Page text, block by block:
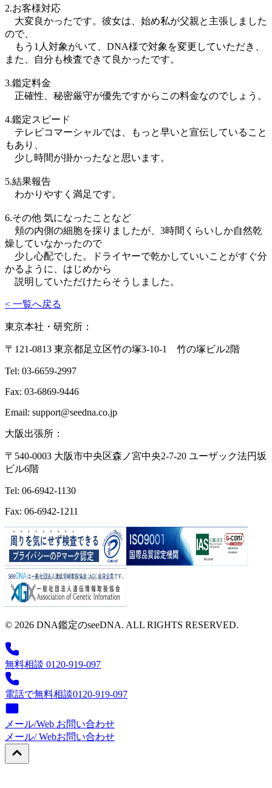
2.お客様対応
大変良かったです。彼女は、始め私が父親と主張しました
ので、
もう1人対象がいて、DNA様で対象を変更していただき、
また、自分も検査できて良かったです。
3.鑑定料金
正確性、秘密厳守が優先ですからこの料金なのでしょう。
4.鑑定スピード
テレビコマーシャルでは、もっと早いと宣伝していること
もあり、
少し時間が掛かったなと思います。
5.結果報告
わかりやすく満足です。
6.その他 気になったことなど
頬の内側の細胞を採りましたが、3時間くらいしか自然乾
燥していなかったので
少し心配でした。ドライヤーで乾かしていいことがすぐ分
かるように、はじめから
説明していただけたらそうしました。
< 一覧へ戻る
東京本社・研究所：
〒121-0813 東京都足立区竹の塚3-10-1 竹の塚ビル2階
Tel: 03-6659-2997
Fax: 03-6869-9446
Email: support@seedna.co.jp
大阪出張所：
〒540-0003 大阪市中央区森ノ宮中央2-7-20 ユーザック法円坂
ビル6階
Tel: 06-6942-1130
Fax: 06-6942-1211
© 2026 DNA鑑定のseeDNA. ALL RIGHTS RESERVED.
無料相談 0120-919-097
電話で無料相談0120-919-097
メール/Web お問い合わせ
メール/ Webお問い合わせ